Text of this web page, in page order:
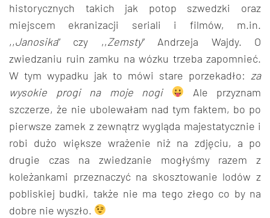
historycznych takich jak potop szwedzki oraz
miejscem ekranizacji seriali i filmów, m.in.
,,Janosika” czy ,,Zemsty” Andrzeja Wajdy. O
zwiedzaniu ruin zamku na wózku trzeba zapomnieć.
W tym wypadku jak to mówi stare porzekadło: za
wysokie progi na moje nogi
Ale przyznam
szczerze, że nie ubolewałam nad tym faktem, bo po
pierwsze zamek z zewnątrz wygląda majestatycznie i
robi dużo większe wrażenie niż na zdjęciu, a po
drugie czas na zwiedzanie mogłyśmy razem z
koleżankami przeznaczyć na skosztowanie lodów z
pobliskiej budki, także nie ma tego złego co by na
dobre nie wyszło.